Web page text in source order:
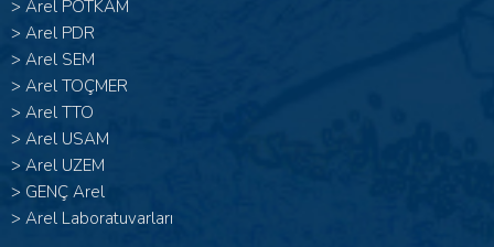
> Arel POTKAM
> Arel PDR
> Arel SEM
> Arel TOÇMER
> Arel TTO
> Arel USAM
> Arel UZEM
> GENÇ Arel
> Arel Laboratuvarları